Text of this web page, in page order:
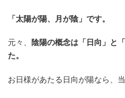
「太陽が陽、月が陰」です。
元々、
陰陽の概念は「日向」と
た。
お日様があたる日向が陽なら、